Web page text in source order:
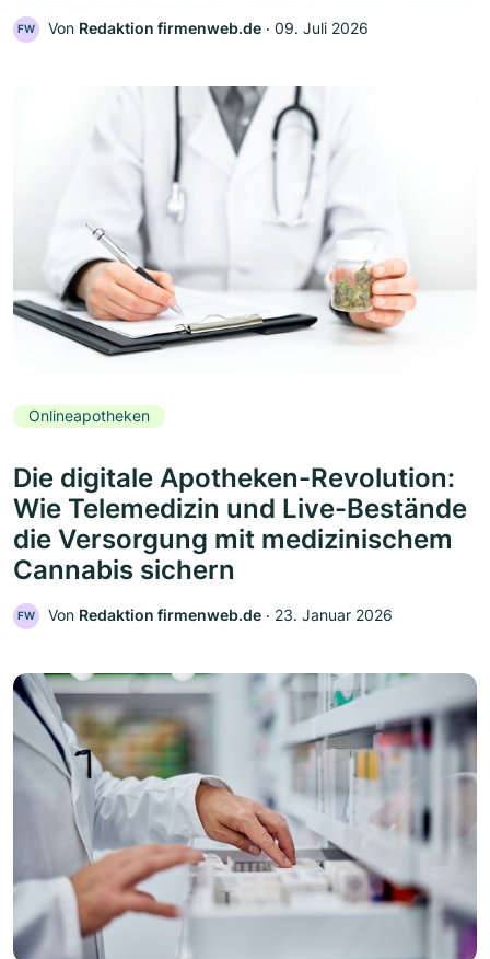
FW Von Redaktion firmenweb.de ‧ 09. Juli 2026
Onlineapotheken
Die digitale Apotheken-Revolution:
Wie Telemedizin und Live-Bestände
die Versorgung mit medizinischem
Cannabis sichern
FW Von Redaktion firmenweb.de ‧ 23. Januar 2026